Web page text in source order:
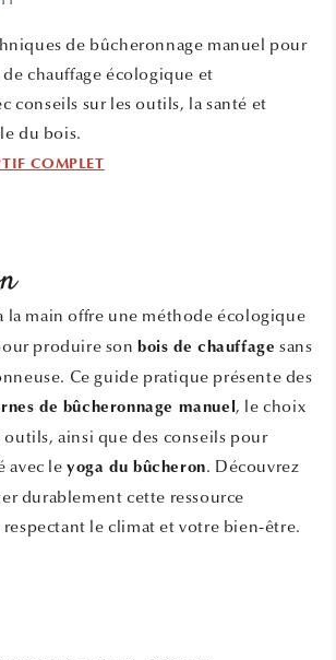
de bûcheronnage manuel pour
chauffage écologique et
conseils sur les outils, la santé et
du bois.
COMPLET
la main offre une méthode écologique
produire sonbois de chauffage sans
Ce guide pratique présente des
de bûcheronnage manuel, le choix
outils, ainsi que des conseils pour
avec leyoga du bûcheron. Découvrez
durablement cette ressource
le climat et votre bien-être.